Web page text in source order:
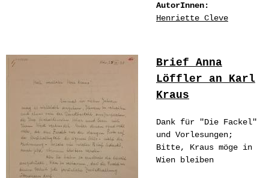
AutorInnen:
Henriette Cleve
Brief Anna
Löffler an Karl
Kraus
Dank für "Die Fackel"
und Vorlesungen;
Bitte, Kraus möge in
Wien bleiben